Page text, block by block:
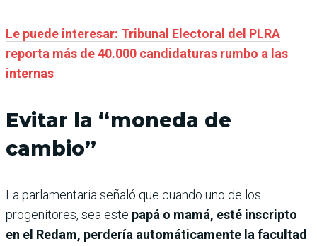
Le puede interesar: Tribunal Electoral del PLRA
reporta más de 40.000 candidaturas rumbo a las
internas
Evitar la “moneda de
cambio”
La parlamentaria señaló que cuando uno de los
progenitores, sea este papá o mamá, esté inscripto
en el Redam, perdería automáticamente la facultad